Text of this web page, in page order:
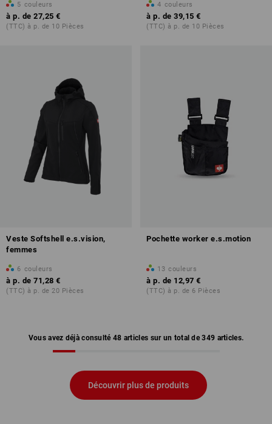
5 couleurs
à p. de 27,25 €
(TTC) à p. de 10 Pièces
4 couleurs
à p. de 39,15 €
(TTC) à p. de 10 Pièces
Veste Softshell e.s.vision,
femmes
6 couleurs
à p. de 71,28 €
(TTC) à p. de 20 Pièces
Pochette worker e.s.motion
13 couleurs
à p. de 12,97 €
(TTC) à p. de 6 Pièces
Vous avez déjà consulté 48 articles sur un total de 349 articles.
Découvrir plus de produits